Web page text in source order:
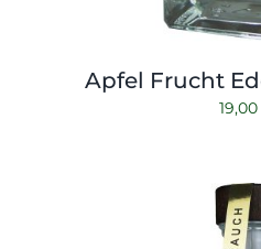
Apfel Frucht
19,00